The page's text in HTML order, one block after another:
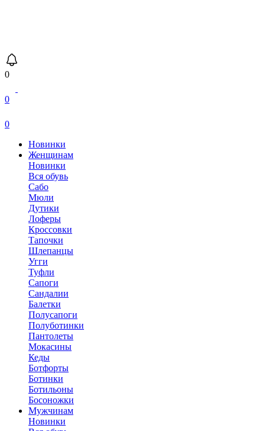
0
0
0
Новинки
Женщинам
Новинки
Вся обувь
Сабо
Мюли
Дутики
Лоферы
Кроссовки
Тапочки
Шлепанцы
Угги
Туфли
Сапоги
Сандалии
Балетки
Полусапоги
Полуботинки
Пантолеты
Мокасины
Кеды
Ботфорты
Ботинки
Ботильоны
Босоножки
Мужчинам
Новинки